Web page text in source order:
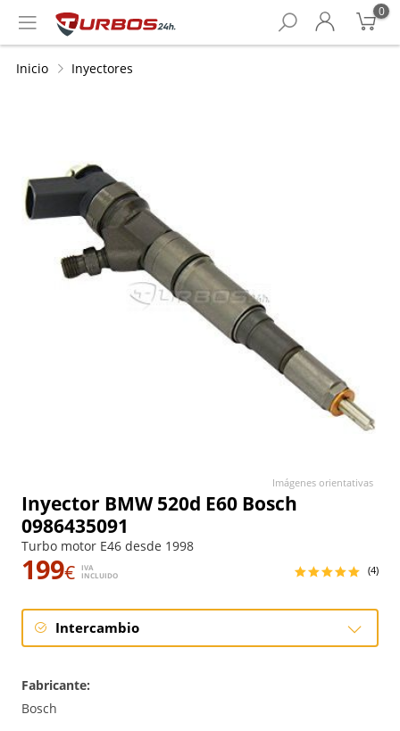
0
Inicio Inyectores
Inyector BMW 520d E60 Bosch
0986435091
Turbo motor E46 desde 1998
199€
IVA
INCLUIDO
(4)
Intercambio
Fabricante:
Bosch
Imágenes orientativas